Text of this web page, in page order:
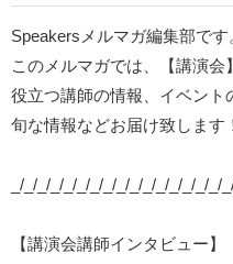
Speakersメルマガ編集部です
このメルマガでは、【講演会
役立つ講師の情報、イベント
旬な情報などお届け致します
_/_/_/_/_/_/_/_/_/_/_/_/_/_/_/_/
【講演会講師インタビュー】